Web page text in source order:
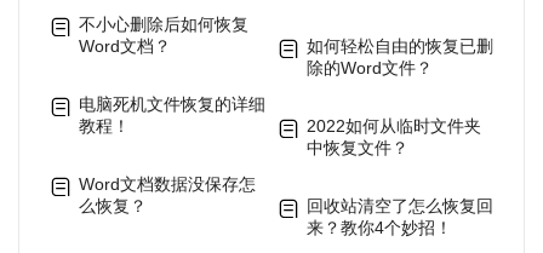
不小心删除后如何恢复
Word文档？
电脑死机文件恢复的详细
教程！
Word文档数据没保存怎
么恢复？
如何轻松自由的恢复已删
除的Word文件？
2022如何从临时文件夹
中恢复文件？
回收站清空了怎么恢复回
来？教你4个妙招！